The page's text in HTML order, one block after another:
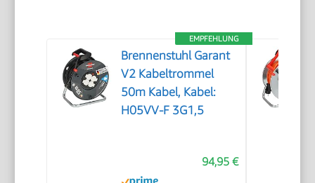
EMPFEHLUNG
Brennenstuhl Garant
V2 Kabeltrommel
50m Kabel, Kabel:
H05VV-F 3G1,5
94,95 €